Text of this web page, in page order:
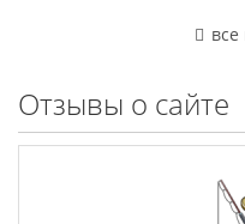
Отзывы о сайте